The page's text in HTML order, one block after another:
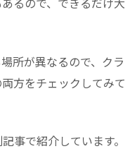
所が異なるので、クラ
方をチェックしてみて
事で紹介しています。